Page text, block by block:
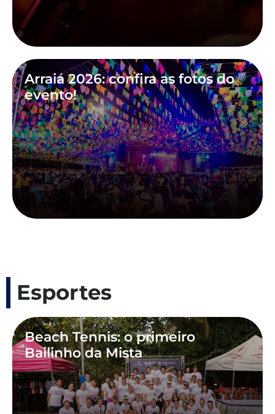
Arraiá 2026: confira as fotos do
evento!
Esportes
Beach Tennis: o primeiro
Bailinho da Mista